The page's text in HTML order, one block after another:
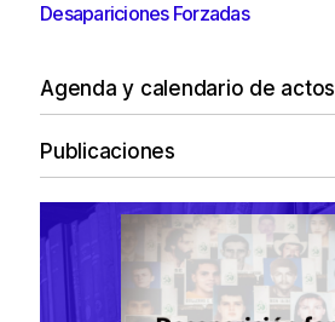
Desapariciones Forzadas
Agenda y calendario de actos
Publicaciones